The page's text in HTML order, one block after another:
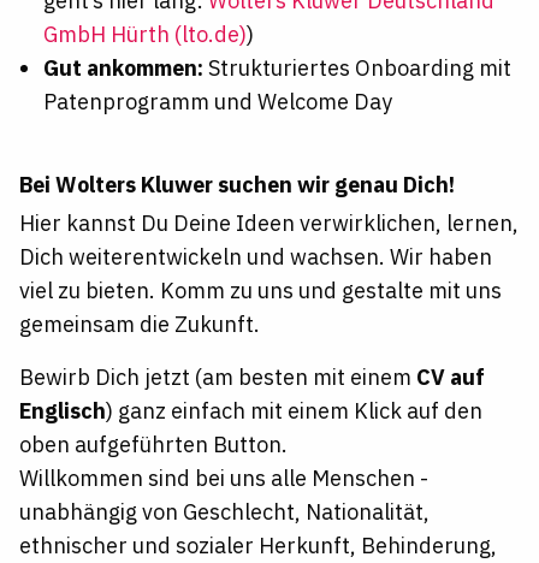
GmbH Hürth (lto.de))
Gut ankommen: Strukturiertes Onboarding mit
Patenprogramm und Welcome Day
Bei Wolters Kluwer suchen wir genau Dich!
Hier kannst Du Deine Ideen verwirklichen, lernen,
Dich weiterentwickeln und wachsen. Wir haben
viel zu bieten. Komm zu uns und gestalte mit uns
gemeinsam die Zukunft.
Bewirb Dich jetzt (am besten mit einem CV auf
Englisch) ganz einfach mit einem Klick auf den
oben aufgeführten Button.
Willkommen sind bei uns alle Menschen -
unabhängig von Geschlecht, Nationalität,
ethnischer und sozialer Herkunft, Behinderung,